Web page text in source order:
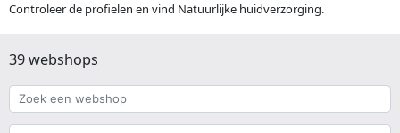
Controleer de profielen en vind Natuurlijke huidverzorging.
39 webshops
Zoek
een
webshop